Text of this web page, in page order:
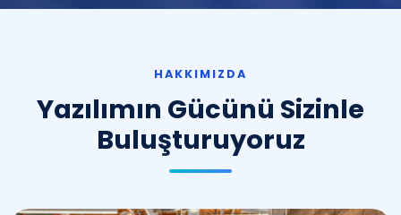
HAKKIMIZDA
Yazılımın Gücünü Sizinle
Buluşturuyoruz